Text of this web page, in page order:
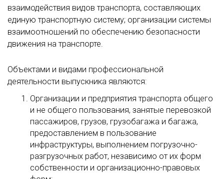
взаимодействия видов транспорта, составляющих
единую транспортную систему; организации системы
взаимоотношений по обеспечению безопасности
движения на транспорте.
Объектами и видами профессиональной
деятельности выпускника являются:
Организации и предприятия транспорта общего
и не общего пользования, занятые перевозкой
пассажиров, грузов, грузобагажа и багажа,
предоставлением в пользование
инфраструктуры, выполнением погрузочно-
разгрузочных работ, независимо от их форм
собственности и организационно-правовых